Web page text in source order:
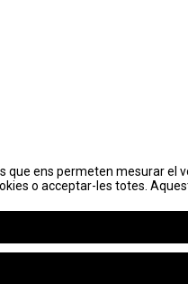
que ens permeten mesurar el
o acceptar-les totes.